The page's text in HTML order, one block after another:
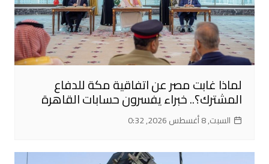
لماذا غابت مصر عن اتفاقية مكة للدفاع
المشترك؟.. خبراء يفسرون حسابات القاهرة
السبت, 8 أغسطس 2026, 0:32